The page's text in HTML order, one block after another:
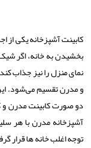
کابینت آشپزخانه یکی از
بخشیدن به خانه، اگر
نمای منزل را نیز جذاب‌
و مدرن تقسیم می‌شود.
دو صورت کابینت مدرن و
آشپزخانه مدرن با هر
توجه اغلب خانه ها قرار